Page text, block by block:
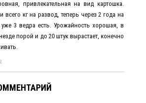
привлекательная на вид картошка.
всего кг на развод, теперь через 2 года на
уже 3 ведра есть. Урожайность хорошая, в
порой и до 20 штук вырастает, конечно